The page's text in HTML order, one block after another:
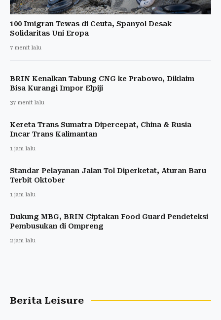
100 Imigran Tewas di Ceuta, Spanyol Desak
Solidaritas Uni Eropa
7 menit lalu
BRIN Kenalkan Tabung CNG ke Prabowo, Diklaim
Bisa Kurangi Impor Elpiji
37 menit lalu
Kereta Trans Sumatra Dipercepat, China & Rusia
Incar Trans Kalimantan
1 jam lalu
Standar Pelayanan Jalan Tol Diperketat, Aturan Baru
Terbit Oktober
1 jam lalu
Dukung MBG, BRIN Ciptakan Food Guard Pendeteksi
Pembusukan di Ompreng
2 jam lalu
Berita Leisure